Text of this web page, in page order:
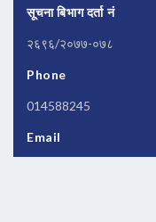
सूचना बिभाग दर्ता नं
२६९६/२०७७-०७८
Phone
014588245
Email